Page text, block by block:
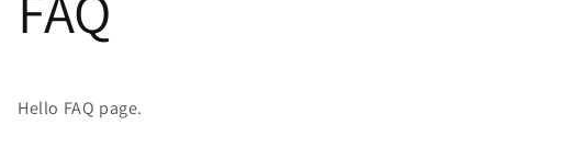
Hello FAQ page.